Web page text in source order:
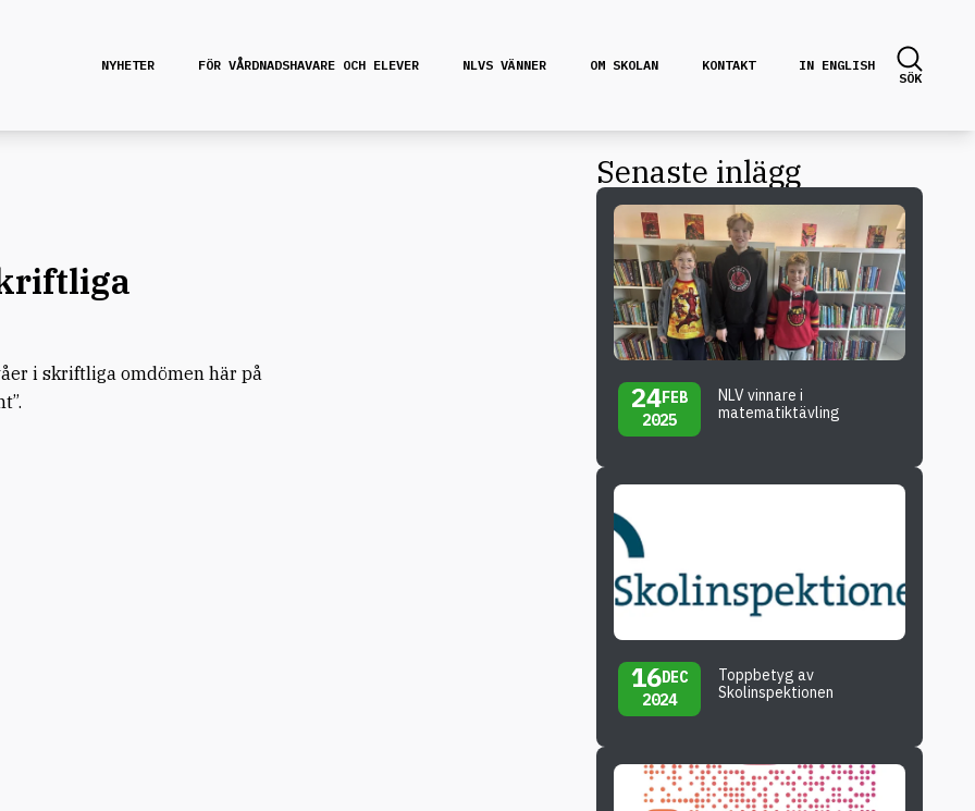
NYHETER FÖR VÅRDNADSHAVARE OCH ELEVER NLVS VÄNNER OM SKOLAN KONTAKT
IN ENGLISH
SÖK
i skriftliga omdömen här på
Senaste inlägg
24FEB
2025
NLV vinnare i
matematiktävling
16DEC
2024
Toppbetyg av
Skolinspektionen